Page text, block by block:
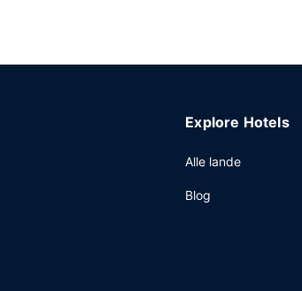
Explore Hotels
Alle lande
Blog